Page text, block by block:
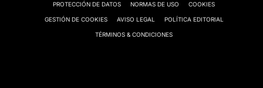
PROTECCIÓN DE DATOS NORMAS DE USO COOKIES
GESTIÓN DE COOKIES AVISO LEGAL POLÍTICA EDITORIAL
TÉRMINOS & CONDICIONES